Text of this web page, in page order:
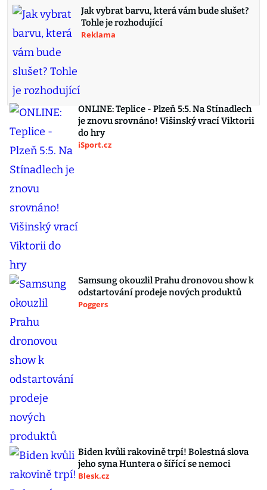
Jak vybrat barvu, která vám bude slušet?
Tohle je rozhodující
Reklama
ONLINE: Teplice - Plzeň 5:5. Na Stínadlech
je znovu srovnáno! Višinský vrací Viktorii
do hry
iSport.cz
Samsung okouzlil Prahu dronovou show k
odstartování prodeje nových produktů
Poggers
Biden kvůli rakovině trpí! Bolestná slova
jeho syna Huntera o šířící se nemoci
Blesk.cz